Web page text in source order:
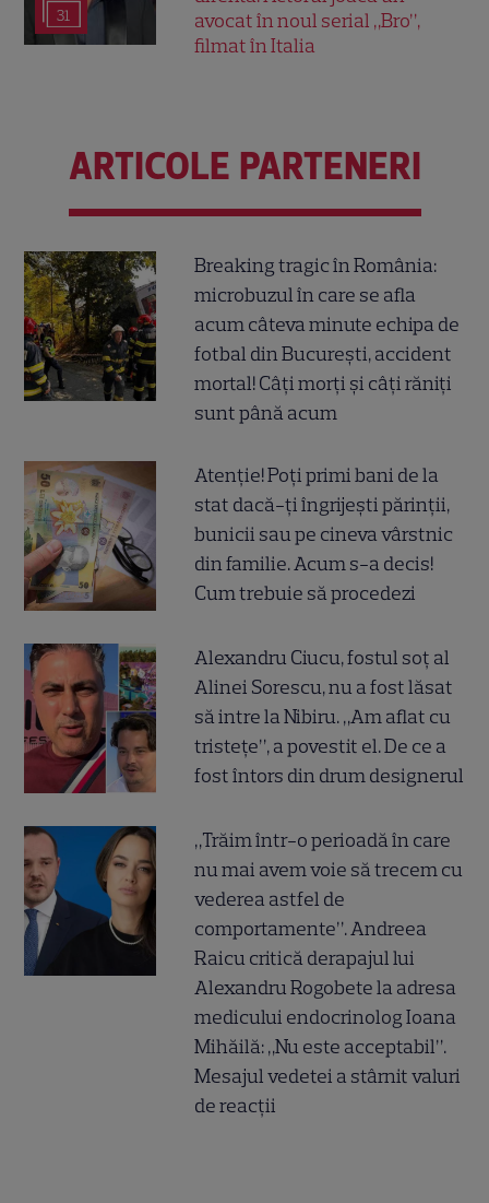
31
avocat în noul serial „Bro”,
filmat în Italia
ARTICOLE PARTENERI
Breaking tragic în România:
microbuzul în care se afla
acum câteva minute echipa de
fotbal din București, accident
mortal! Câți morți și câți răniți
sunt până acum
Atenție! Poți primi bani de la
stat dacă-ți îngrijești părinții,
bunicii sau pe cineva vârstnic
din familie. Acum s-a decis!
Cum trebuie să procedezi
Alexandru Ciucu, fostul soț al
Alinei Sorescu, nu a fost lăsat
să intre la Nibiru. „Am aflat cu
tristețe”, a povestit el. De ce a
fost întors din drum designerul
„Trăim într-o perioadă în care
nu mai avem voie să trecem cu
vederea astfel de
comportamente”. Andreea
Raicu critică derapajul lui
Alexandru Rogobete la adresa
medicului endocrinolog Ioana
Mihăilă: „Nu este acceptabil”.
Mesajul vedetei a stârnit valuri
de reacții